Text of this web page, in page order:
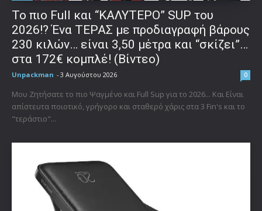
To πιο Full και “ΚΑΛΥΤΕΡΟ” SUP του
2026!? Ένα ΤΕΡΑΣ με προδιαγραφή βάρους
230 κιλών… είναι 3,50 μέτρα και “σκίζει”…
στα 172€ κομπλέ! (Βίντεο)
Unpackman - 3 Αυγούστου 2026 0
Μου Ζητήσατε το πιο Ψαγμένο και Full Sup για το 2026... Και Είναι
απίστευτα ποιοτικό, γρήγορο και σταθερό χάρις στα 3 Fin's και το
"τεράστιο"...